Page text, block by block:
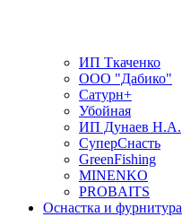
ИП Ткаченко
ООО "Дабико"
Сатурн+
Убойная
ИП Дунаев Н.А.
СуперСнасть
GreenFishing
MINENKO
PROBAITS
Оснастка и фурнитура